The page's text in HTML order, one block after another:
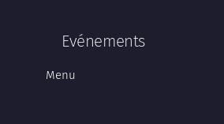
Evénements
Menu